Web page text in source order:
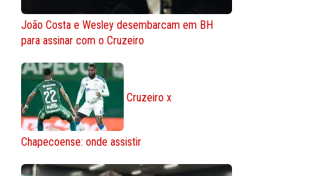
João Costa e Wesley desembarcam em BH
para assinar com o Cruzeiro
Cruzeiro x
Chapecoense: onde assistir